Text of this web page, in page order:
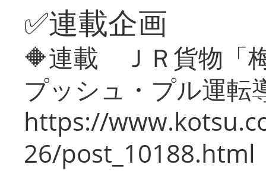
✅連載企画
🔶連載 ＪＲ貨物「
プッシュ・プル運転
https://
26/post_10188.html